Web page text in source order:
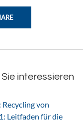
interessieren
von
Leitfaden für die